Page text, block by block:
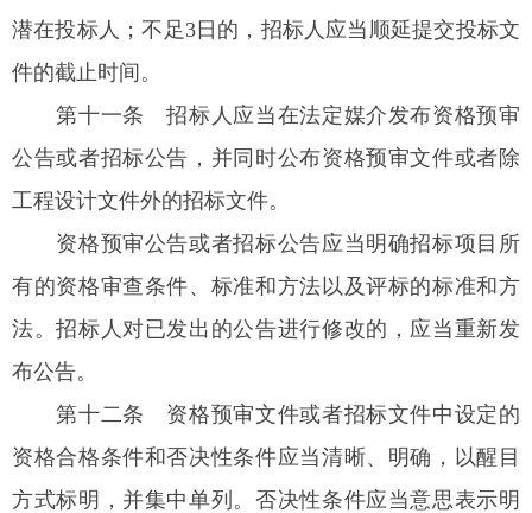
潜在投标人；不足3日的，招标人应当顺延提交投标文
件的截止时间。
第十一条 招标人应当在法定媒介发布资格预审
公告或者招标公告，并同时公布资格预审文件或者除
工程设计文件外的招标文件。
资格预审公告或者招标公告应当明确招标项目所
有的资格审查条件、标准和方法以及评标的标准和方
法。招标人对已发出的公告进行修改的，应当重新发
布公告。
第十二条 资格预审文件或者招标文件中设定的
资格合格条件和否决性条件应当清晰、明确，以醒目
方式标明，并集中单列。否决性条件应当意思表示明